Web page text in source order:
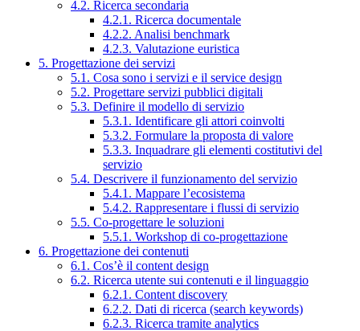
4.2. Ricerca secondaria
4.2.1. Ricerca documentale
4.2.2. Analisi benchmark
4.2.3. Valutazione euristica
5. Progettazione dei servizi
5.1. Cosa sono i servizi e il service design
5.2. Progettare servizi pubblici digitali
5.3. Definire il modello di servizio
5.3.1. Identificare gli attori coinvolti
5.3.2. Formulare la proposta di valore
5.3.3. Inquadrare gli elementi costitutivi del
servizio
5.4. Descrivere il funzionamento del servizio
5.4.1. Mappare l’ecosistema
5.4.2. Rappresentare i flussi di servizio
5.5. Co-progettare le soluzioni
5.5.1. Workshop di co-progettazione
6. Progettazione dei contenuti
6.1. Cos’è il content design
6.2. Ricerca utente sui contenuti e il linguaggio
6.2.1. Content discovery
6.2.2. Dati di ricerca (search keywords)
6.2.3. Ricerca tramite analytics